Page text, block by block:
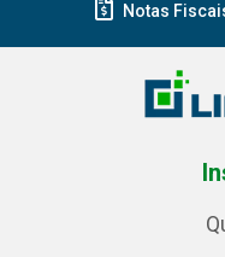
Notas